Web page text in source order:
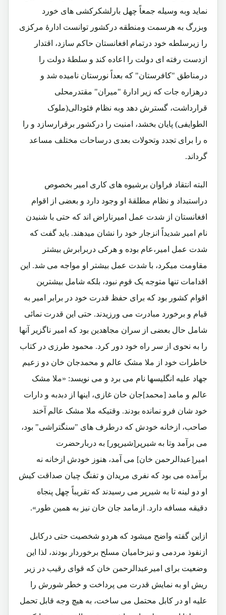
نماید وبه وسیله جمعاً چهل بارلشکرکشی های خورد
وبزرگ به هرسمت ومنطقه درکشور توانست ادارۀ مرکزی
را زیرسلطه خود درتمام افغانستان حاکم سازد، اقتدار
ازدست رفته ای دولت را اعاده کند و سلطۀ دولت را
درمناطق "کافرستان" که بعداً نورستان نامیده شد و
درهزاره جات که زیر ادارۀ "میران" مقتدرمحلی
قرارداشت، گسترش دهد وبه نظام فئودالی(ملوک
الطوایفی) پایان بخشد، امنیت را درکشور برقرارسازد و را
ه را برای تجدد وتحولات بعدی درساحات مختلف مساعد
گرداند.
البته انتقاد فراوان برشیوه های کاری امیر بخصوص
دراستبداد و نظام مطلقۀ او وجود دارد و بعضی از اقوام
افغانستان از شدت عمل امیرناراض اند که حتی با شنیدن
نام امیر شدیداً انزجار خود را نشان میدهند. باید گفت که
شدت عمل امیر،عام بوده و هرکی دربرابرش بیشتر
مقاومت میکرد، با شدت عمل بیشتر او مواجه می شد. این
اقدامات تنها متوجه یک قوم نبود، بلکه شامل بیشترین
اقوام کشور بود که برای حفظ قدرت خود در برابر امیر به
قیام و برخورد مبادرت می ورزیدند. حتی این قدرت نمائی
شامل حال بعضی از سران مجاهدین بود که امیر ناگزیر آنها
را به نحوی از سر راه خود دور کرد. محمود طرزی در کتاب
خاطرات خود از ملا مشک عالم و محمدجان خان دو زعیم
جهاد علیه انگلیسها نام می برد و می نویسد: «ملا مشک
عالم و مامد [محمد]جان خان غازی، اینها از دبدبه و دارات
خود شان فرو نمانده بودند. وقتیکه ملا مشک عالم آخند
صاحب، ازخانه خودش که درطرف های "سنگتراشی" بود،
می برآمد وتا به شیرپر[شیرپور] به دربارحضرت
امیر[عبدالرحمن خان] می آمد، هنوز خودش ازخانه نه
برآمده می بود که نفری مریدان و تفنگ چیان صداقت کیش
او دو لینه تا به شیرپر می رسیدند که تقریباً چهل پنجاه
دقیقه مسافه دارد. ازمامد جان خان نیز به همین طور».
ازاین گفته واضح میشود که هردو شخصیت حتی درکابل
ازنفوذ مردمی و نیزحامیان مسلح برخوردار بودند، لذا این
وضعیت برای امیرعبدالرحمن خان که قوای رقیب در زیر
ریش او به نمایش قدرت می پرداخت و خطر شورش را
علیه او در کابل محتمل می ساخت، به هیچ وجه قابل تحمل